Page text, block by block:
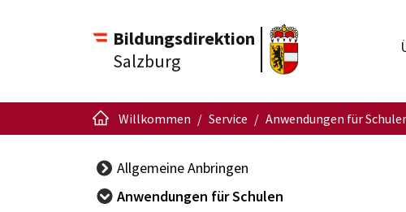
Bildungsdirektion
Salzburg
Willkommen Service Anwendungen für
Allgemeine Anbringen
Anwendungen für Schulen